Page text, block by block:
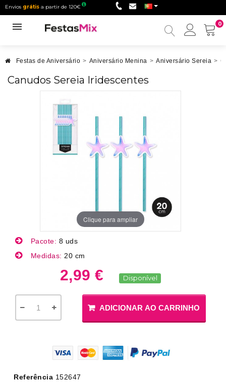
Envios grátis a partir de 120€
0
Minha
Festas de Aniversário > Aniversário Menina > Aniversário Sereia >
Canudos Sereia Iridescentes
Clique para ampliar
Pacote: 8 uds
Medidas: 20 cm
2,99 € Disponível
ADICIONAR AO CARRINHO
Referência 152647